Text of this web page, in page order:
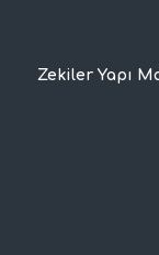
Zekiler Yapı